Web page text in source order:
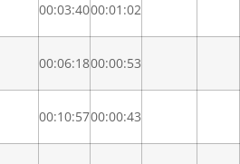
00:03:4000:01:02
00:06:1800:00:53
00:10:5700:00:43